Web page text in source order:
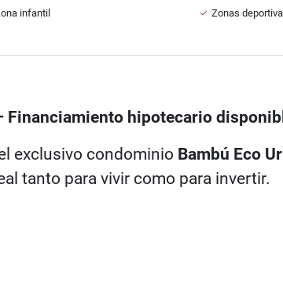
infantil
Zonas
Financiamiento hipotecario
exclusivo condominio Bambú Eco
tanto para vivir como para invertir.